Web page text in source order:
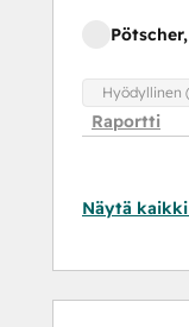
Hyödyllinen
Raportti
Näytä